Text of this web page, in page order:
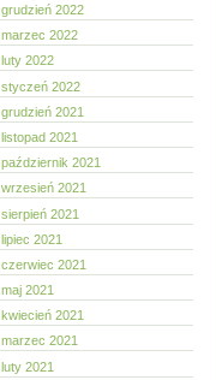
grudzień 2022
marzec 2022
luty 2022
styczeń 2022
grudzień 2021
listopad 2021
październik 2021
wrzesień 2021
sierpień 2021
lipiec 2021
czerwiec 2021
maj 2021
kwiecień 2021
marzec 2021
luty 2021